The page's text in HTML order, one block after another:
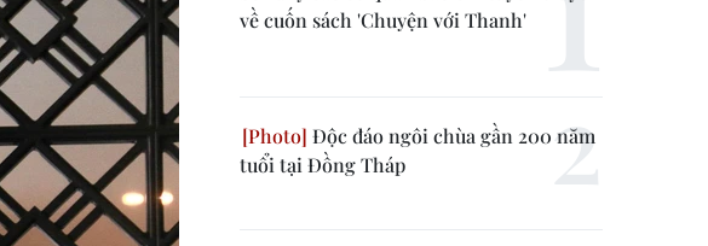
về cuốn sách 'Chuyện với Thanh'
Độc đáo ngôi chùa gần 200 năm
tuổi tại Đồng Tháp